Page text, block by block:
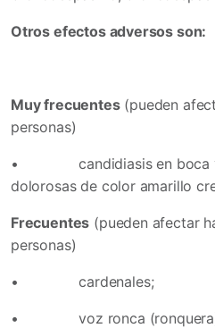
Otros efectos adversos son:
Muy frecuentes (pueden
personas)
•
candidiasis en
dolorosas de color amarillo
Frecuentes (pueden afectar
personas)
• cardenales;
• voz ronca